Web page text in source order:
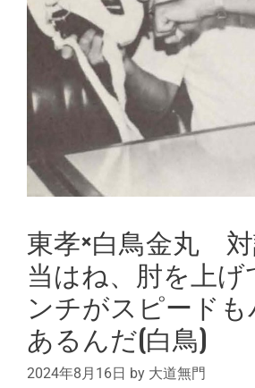
東孝×白鳥金丸
当はね、肘を上
ンチがスピード
あるんだ(白鳥)
2024年8月16日 by 大道無門